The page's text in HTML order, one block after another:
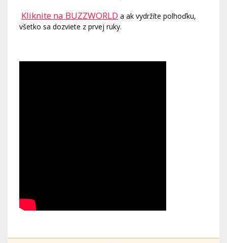
Kliknite na BUZZWORLD a ak vydržíte polhoďku,
všetko sa dozviete z prvej ruky.